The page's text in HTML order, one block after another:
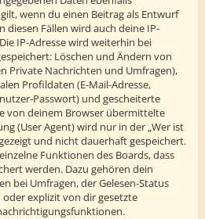
wenn du einen Beitrag als Entwurf
diesen Fällen wird auch deine IP-
IP-Adresse wird weiterhin bei
Löschen und Ändern von
Private Nachrichten und Umfragen),
Profildaten (E-Mail-Adresse,
Passwort) und gescheiterte
von deinem Browser übermittelte
(User Agent) wird nur in der „Wer ist
und nicht dauerhaft gespeichert.
Funktionen des Boards, dass
werden. Dazu gehören dein
bei Umfragen, der Gelesen-Status
explizit von dir gesetzte